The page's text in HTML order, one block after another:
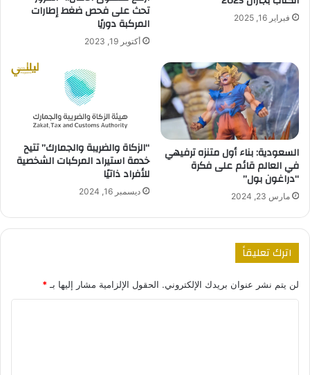
فبراير 16, 2025 تحث على فحص ضغط إطارات
المركبة دوريًا
أكتوبر 19, 2023
السعودية: بناء أول متنزه ترفيهي
في العالم قائم على فكرة
“دراغون بول”
مارس 23, 2024
“الزكاة والضريبة والجمارك” تتيح
خدمة استيراد المركبات الشخصية
للأفراد ذاتيًا
ديسمبر 16, 2024
اترك تعليقاً
لن يتم نشر عنوان بريدك الإلكتروني. الحقول الإلزامية مشار إليها بـ*